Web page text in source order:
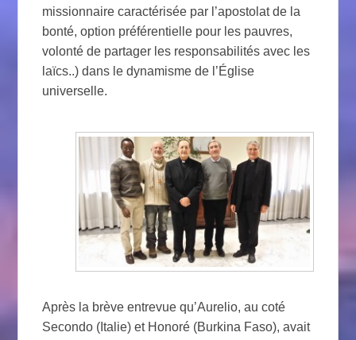
missionnaire caractérisée par l’apostolat de la
bonté, option préférentielle pour les pauvres,
volonté de partager les responsabilités avec les
laïcs..) dans le dynamisme de l’Église
universelle.
Après la brève entrevue qu’Aurelio, au coté
Secondo (Italie) et Honoré (Burkina Faso), avait